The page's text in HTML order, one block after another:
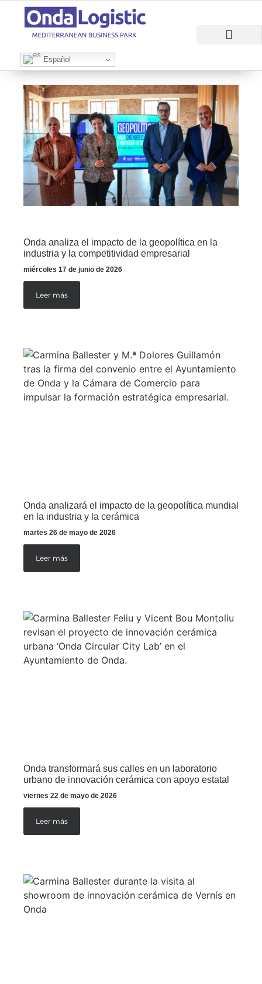
Español
Onda analiza el impacto de la geopolítica en la
industria y la competitividad empresarial
miércoles 17 de junio de 2026
Leer más
Onda analizará el impacto de la geopolítica mundial
en la industria y la cerámica
martes 26 de mayo de 2026
Leer más
Onda transformará sus calles en un laboratorio
urbano de innovación cerámica con apoyo estatal
viernes 22 de mayo de 2026
Leer más